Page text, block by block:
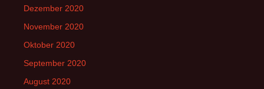
Dezember 2020
November 2020
Oktober 2020
September 2020
August 2020